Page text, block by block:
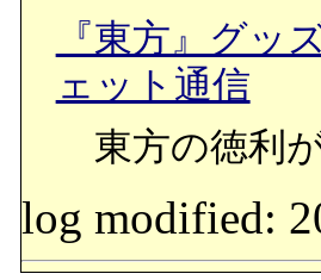
『東方』グ
ェット通信
東方の徳利
log modified: